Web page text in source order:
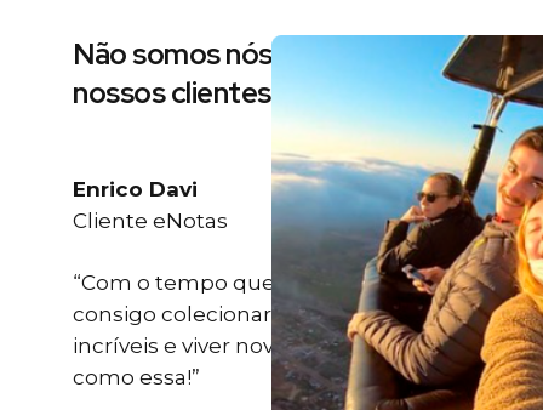
Não somos nós dizendo, são
nossos clientes
Enrico Davi
Cliente eNotas
“Com o tempo que eu ganho eu
consigo colecionar momentos
incríveis e viver novas experiências
como essa!”